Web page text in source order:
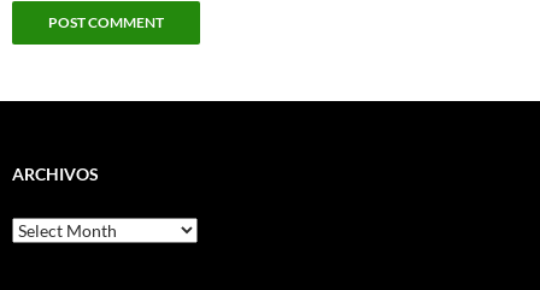
ARCHIVOS
Archivos